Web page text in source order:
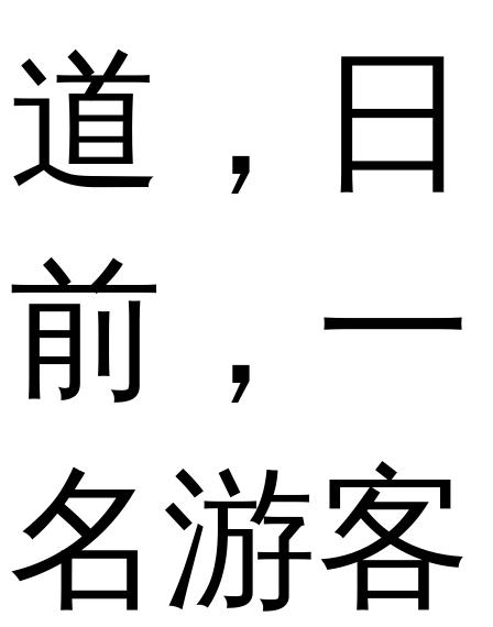
道，日
前，一
名游客